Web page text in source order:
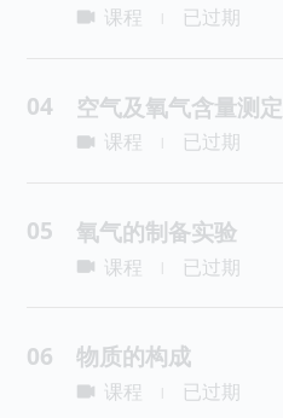
课程 已过期
04 空气及氧气含量测定
课程 已过期
05 氧气的制备实验
课程 已过期
06 物质的构成
课程 已过期